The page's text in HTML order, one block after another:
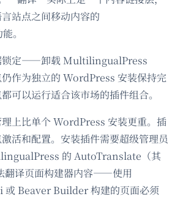
站点之间移动内容的
。
锁定——卸载 MultilingualPress
作为独立的 WordPress 安装保持完
可以运行适合该市场的插件组合。
上比单个 WordPress 安装更重。插
活和配置。安装插件需要超级管理员
的 AutoTranslate（其
翻译页面构建器内容——使用
Beaver Builder 构建的页面必须